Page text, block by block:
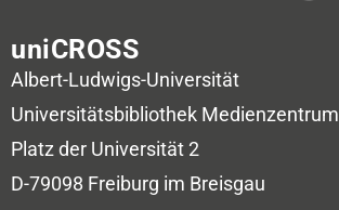
uniCROSS
Albert-Ludwigs-Universität
Universitätsbibliothek Medienzentrum
Platz der Universität 2
D-79098 Freiburg im Breisgau